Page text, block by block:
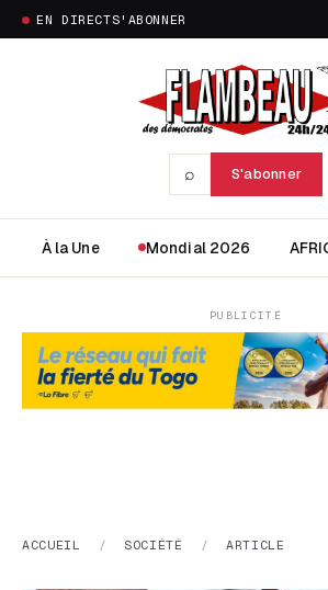
EN DIRECTS'ABONNER
⌕ S'abonner
À la Une Mondial 2026
PUBLICITÉ
ACCUEIL / SOCIÉTÉ / ARTICLE